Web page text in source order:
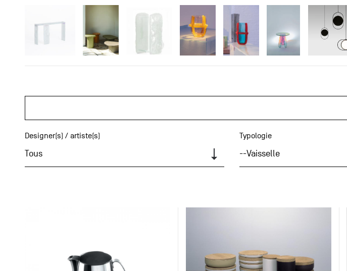
Designer(s) / artiste(s)
Tous
Typologie
--Vaisselle